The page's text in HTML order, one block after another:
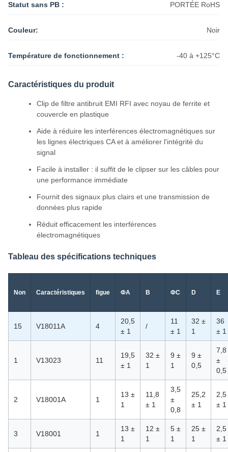
Statut sans PB : PORTÉE RoHS
Couleur: Noir
Température de fonctionnement : -40 à +125°C
Caractéristiques du produit
Clip de filtre antibruit EMI RFI avec noyau de ferrite et
couvercle en plastique
Aide à réduire les interférences électromagnétiques sur
les lignes électriques CA et à améliorer l'intégrité du
signal
Facile à installer : il suffit de le clipser sur les câbles pour
une performance immédiate
Fournit des signaux plus clairs et une transmission de
données plus rapide
Réduit efficacement les interférences
électromagnétiques
Tableau des spécifications techniques
Non Caractéristiques figue ΦA B ΦC D E
15 V18011A 4
20,5
± 1
/
11
± 1
32 ±
1
36
± 1
1 V13023 11
19,5
± 1
32 ±
1
9 ±
1
9 ±
0,5
7,8
±
0,5
2 V18001A 1
13 ±
1
11,8
± 1
3,5
±
0,8
25,2
± 1
2,5
± 1
3 V18001 1
13 ±
1
12 ±
1
5 ±
1
25 ±
1
2,5
± 1